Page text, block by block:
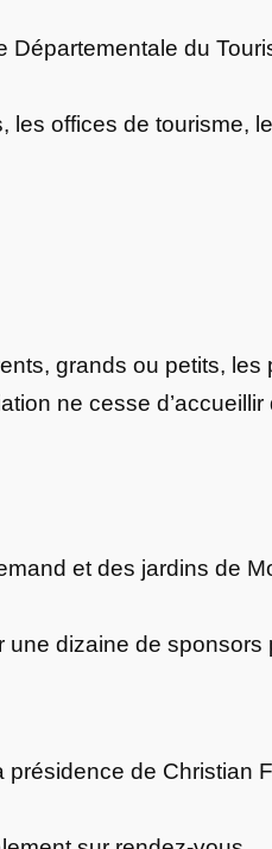
Départementale du
les offices de tourisme,
grands ou petits, les
ne cesse d’accueillir
et des jardins de
une dizaine de sponsors
de Christian